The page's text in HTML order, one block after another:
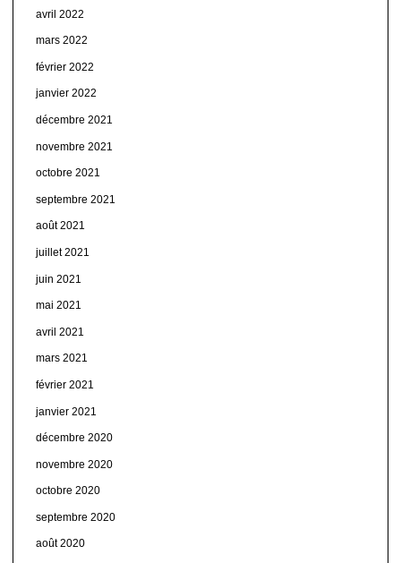
avril 2022
mars 2022
février 2022
janvier 2022
décembre 2021
novembre 2021
octobre 2021
septembre 2021
août 2021
juillet 2021
juin 2021
mai 2021
avril 2021
mars 2021
février 2021
janvier 2021
décembre 2020
novembre 2020
octobre 2020
septembre 2020
août 2020